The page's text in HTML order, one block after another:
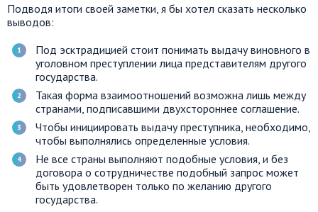
Подводя итоги своей заметки, я бы хотел сказать несколько
выводов:
Под эсктрадицией стоит понимать выдачу виновного в
уголовном преступлении лица представителям другого
государства.
Такая форма взаимоотношений возможна лишь между
странами, подписавшими двухстороннее соглашение.
Чтобы инициировать выдачу преступника, необходимо,
чтобы выполнялись определенные условия.
Не все страны выполняют подобные условия, и без
договора о сотрудничестве подобный запрос может
быть удовлетворен только по желанию другого
государства.